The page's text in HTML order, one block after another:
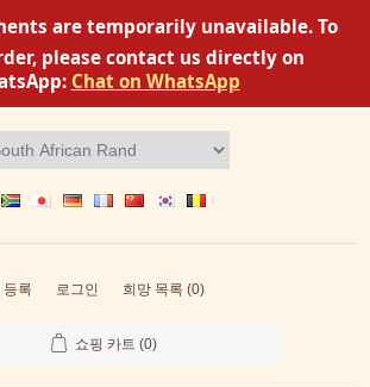
are temporarily unavailable. To
please contact us directly on
Chat on WhatsApp
등록 로그인 희망 목록 (0)
쇼핑 카트 (0)